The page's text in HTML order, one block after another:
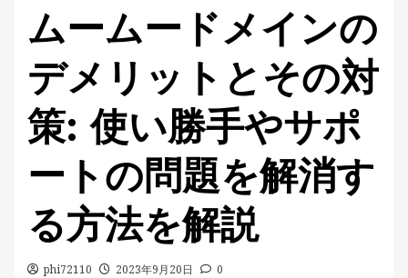
ムームードメインの
デメリットとその対
策: 使い勝手やサポ
ートの問題を解消す
る方法を解説
phi72110 2023年9月20日 0